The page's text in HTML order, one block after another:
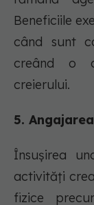
Beneficiile
când sunt
creând o
creierului.
5.
Însușirea
activități
fizice